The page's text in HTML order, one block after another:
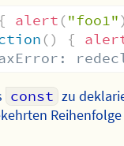
{ alert ("foo1"
() {
const zu